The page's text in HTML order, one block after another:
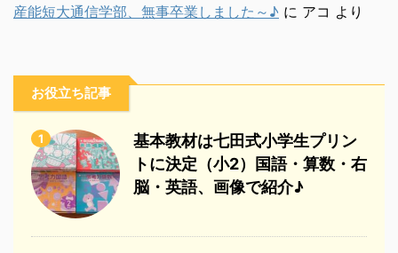
産能短大通信学部、無事卒業しました～♪ に アコ より
お役立ち記事
1
基本教材は七田式小学生プリン
トに決定（小2）国語・算数・右
脳・英語、画像で紹介♪